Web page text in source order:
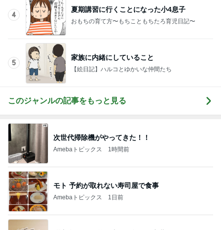
Amebaトピックス 1日前
町内会と5000円も違うお祭りの出費
Amebaトピックス 1日前
だいた 助手席に座りたい息子
Amebaトピックス 1日前
必ず買ってくるずんだ生クリーム大福
Amebaトピックス 1日前